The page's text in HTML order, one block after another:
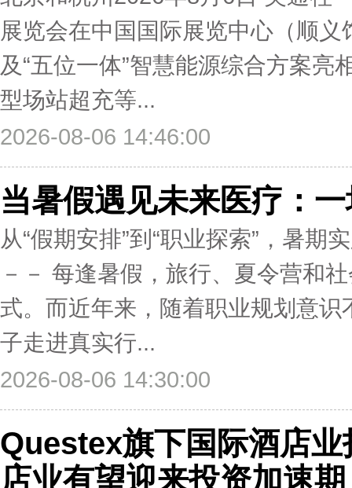
展览会在中国国际展览中心（顺
及“五位一体”智慧能源综合方案
型场站超充等...
2026-08-06 14:46:00
当暑假遇见未来医疗：
从“假期安排”到“职业探索”，暑
－－ 每逢暑假，旅行、夏令营和
式。而近年来，随着职业规划意
子走进真实行...
2026-08-06 14:30:00
Questex旗下国际酒店
店业有望迎来投资加速期